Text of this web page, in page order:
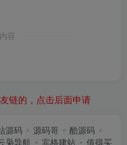
容
链的，点击后面申请
源码 源码哥
酷源码
枭导航 宾格建站
值得买